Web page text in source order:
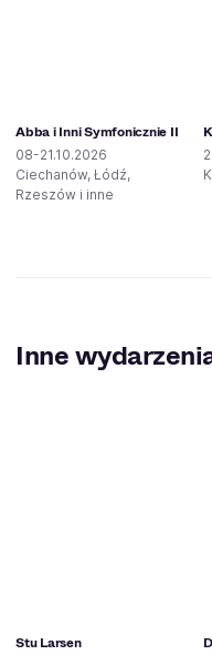
Abba i Inni Symfonicznie II
08-21.10.2026
Ciechanów, Łódź,
Rzeszów i inne
Inne
Stu Larsen